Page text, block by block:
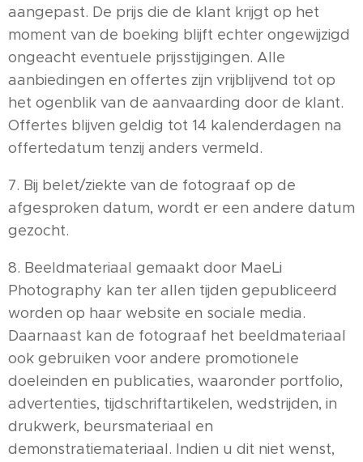
aangepast. De prijs die de klant krijgt op het
moment van de boeking blijft echter ongewijzigd
ongeacht eventuele prijsstijgingen. Alle
aanbiedingen en offertes zijn vrijblijvend tot op
het ogenblik van de aanvaarding door de klant.
Offertes blijven geldig tot 14 kalenderdagen na
offertedatum tenzij anders vermeld.
7. Bij belet/ziekte van de fotograaf op de
afgesproken datum, wordt er een andere datum
gezocht.
8. Beeldmateriaal gemaakt door MaeLi
Photography kan ter allen tijden gepubliceerd
worden op haar website en sociale media.
Daarnaast kan de fotograaf het beeldmateriaal
ook gebruiken voor andere promotionele
doeleinden en publicaties, waaronder portfolio,
advertenties, tijdschriftartikelen, wedstrijden, in
drukwerk, beursmateriaal en
demonstratiemateriaal. Indien u dit niet wenst,